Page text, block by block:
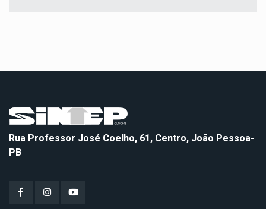
Rua Professor José Coelho, 61, Centro, João Pessoa-
PB